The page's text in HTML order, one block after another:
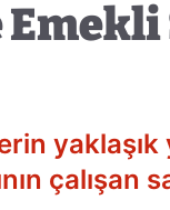
çalışan